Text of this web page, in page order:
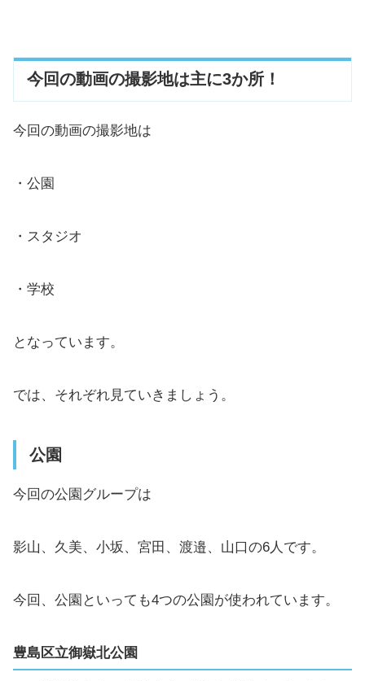
今回の動画の撮影地は主に3か所！
今回の動画の撮影地は
・公園
・スタジオ
・学校
となっています。
では、それぞれ見ていきましょう。
公園
今回の公園グループは
影山、久美、小坂、宮田、渡邉、山口の6人です。
今回、公園といっても4つの公園が使われています。
豊島区立御嶽北公園